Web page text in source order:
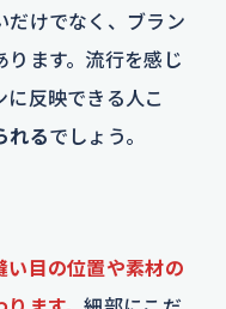
だけでなく、ブラン
ります。流行を感じ
反映できる人こ
れるでしょう。
い目の位置や素材の